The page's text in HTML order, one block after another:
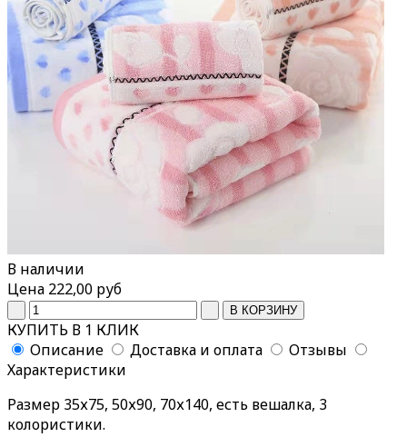
В наличии
Цена 222,00 руб
КУПИТЬ В 1 КЛИК
Описание
Доставка и оплата
Отзывы
Характеристики
Размер 35х75, 50х90, 70х140, есть вешалка, 3
колористики.